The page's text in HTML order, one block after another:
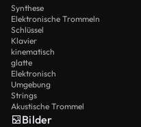
Synthese
Elektronische Trommeln
Schlüssel
Klavier
kinematisch
glatte
Elektronisch
Umgebung
Strings
Akustische Trommel
Bilder